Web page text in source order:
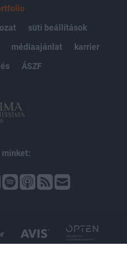
süti beállítások
médiaajánlat
karrier
ÁSZF
minket: